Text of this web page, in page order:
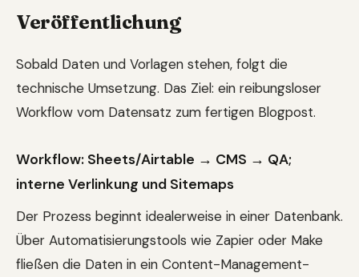
Veröffentlichung
Sobald Daten und Vorlagen stehen, folgt die
technische Umsetzung. Das Ziel: ein reibungsloser
Workflow vom Datensatz zum fertigen Blogpost.
Workflow: Sheets/Airtable → CMS → QA;
interne Verlinkung und Sitemaps
Der Prozess beginnt idealerweise in einer Datenbank.
Über Automatisierungstools wie Zapier oder Make
fließen die Daten in ein Content-Management-